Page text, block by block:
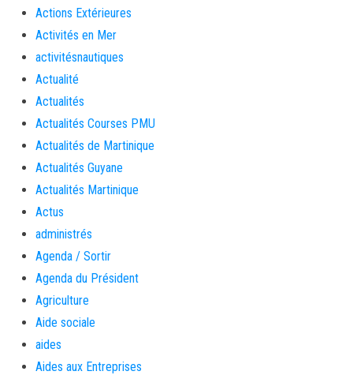
Actions Extérieures
Activités en Mer
activitésnautiques
Actualité
Actualités
Actualités Courses PMU
Actualités de Martinique
Actualités Guyane
Actualités Martinique
Actus
administrés
Agenda / Sortir
Agenda du Président
Agriculture
Aide sociale
aides
Aides aux Entreprises